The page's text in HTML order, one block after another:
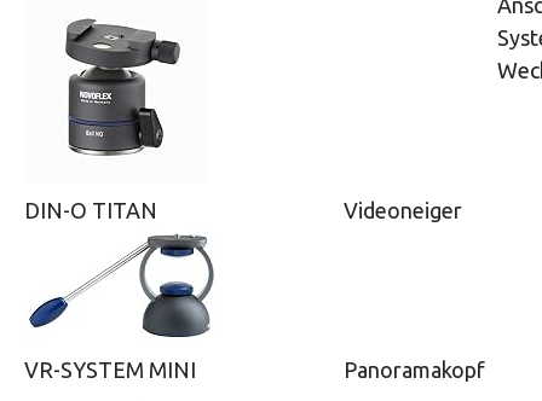
DIN-O TITAN Videoneiger
VR-SYSTEM MINI Panoramakopf